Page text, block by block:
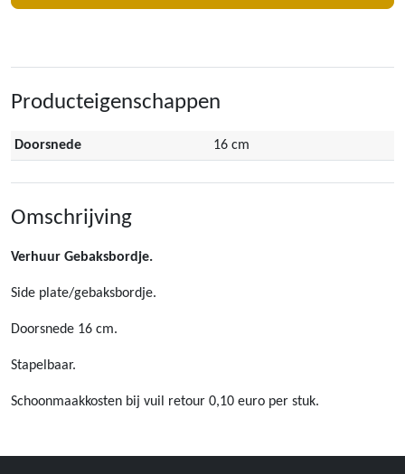
Producteigenschappen
Doorsnede 16 cm
Omschrijving
Verhuur Gebaksbordje.
Side plate/gebaksbordje.
Doorsnede 16 cm.
Stapelbaar.
Schoonmaakkosten bij vuil retour 0,10 euro per stuk.